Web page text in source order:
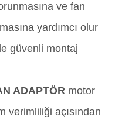
ve fan
yardımcı olur
güvenli montaj
ADAPTÖR motor
verimliliği açısından